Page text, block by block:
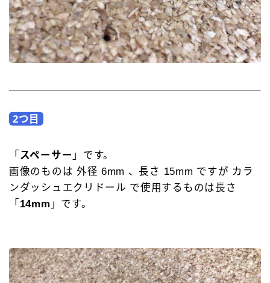
2つ目
「 スペーサー 」です。
画像のものは 外径 6mm 、長さ 15mm ですが カラ
ンダッシュエクリドール で使用するものは長さ
「 14mm 」です。